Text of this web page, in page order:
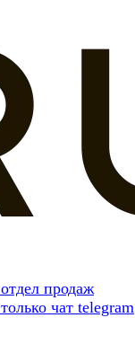
отдел продаж
только чат telegram